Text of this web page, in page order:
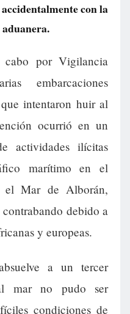
con la
por Vigilancia
embarcaciones
intentaron huir al
ocurrió en un
actividades ilícitas
marítimo en el
el Mar de Alborán,
contrabando debido a
y europeas.
a un tercer
mar no pudo ser
condiciones de